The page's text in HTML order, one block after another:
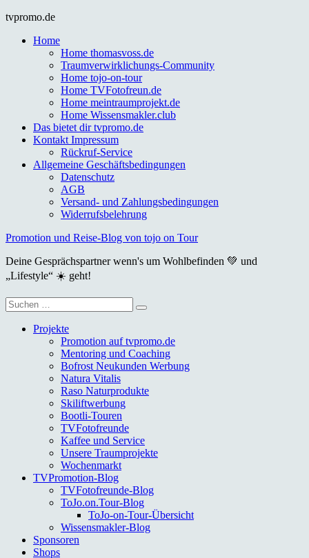
Skip
content
tvpromo.de
Home
Home thomasvoss.de
Traumverwirklichungs-Community
Home tojo-on-tour
Home TVFotofreun.de
Home meintraumprojekt.de
Home Wissensmakler.club
Das bietet dir tvpromo.de
Kontakt Impressum
Rückruf-Service
Allgemeine Geschäftsbedingungen
Datenschutz
AGB
Versand- und Zahlungsbedingungen
Widerrufsbelehrung
Promotion und Reise-Blog von tojo on Tour
Deine Gesprächspartner wenn's um Wohlbefinden 💚 und
„Lifestyle“ ☀️ geht!
Suche
nach:
Projekte
Promotion auf tvpromo.de
Mentoring und Coaching
Bofrost Neukunden Werbung
Natura Vitalis
Raso Naturprodukte
Skiliftwerbung
Bootli-Touren
TVFotofreunde
Kaffee und Service
Unsere Traumprojekte
Wochenmarkt
TVPromotion-Blog
TVFotofreunde-Blog
ToJo.on.Tour-Blog
ToJo-on-Tour-Übersicht
Wissensmakler-Blog
Sponsoren
Shops